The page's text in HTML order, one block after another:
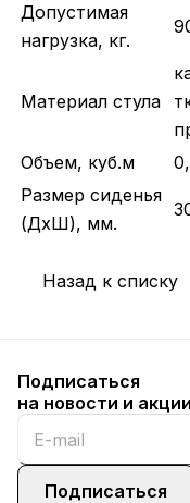
Допустимая
нагрузка, кг.
Материал стула
Объем, куб.м
Размер сиденья
(ДхШ), мм.
Назад к списку
Подписаться
на новости и акции
Подписаться